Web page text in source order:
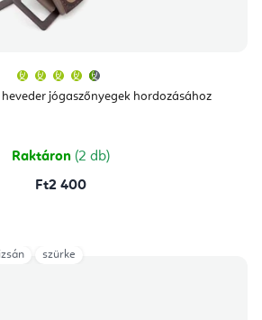
jógaszőnyegek hordozásához
átlagos
értékelése
csillag.
Raktáron (2 db)
Ft2 400
szürke